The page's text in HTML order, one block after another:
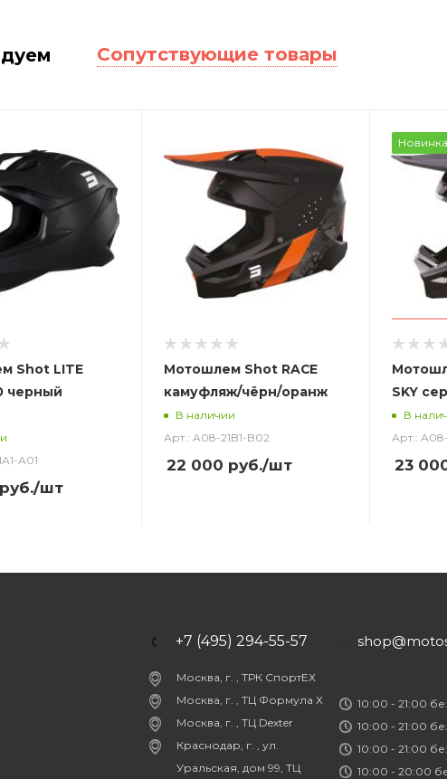
Сопутствующие товары
Shot LITE
черный
A01
руб./шт
Мотошлем Shot RACE
камуфляж/чёрн/оранж
В наличии
Арт.: A08-21B1-B02
22 000 руб./шт
Новинка
SKY
В
Арт.:
23
+7 (495) 294-55-57
Москва, г. , ТРК СпортЕХ
Москва, г. , ТЦ Формула Х
Москва, г. , ТЦ Dexter
Краснодар, г. , ул.
Уральская, дом 99, ТЦ
10:00 - 21:00
10:00 - 21:00
10:00 - 21:00
10:00 - 20:00